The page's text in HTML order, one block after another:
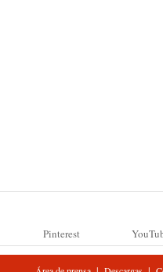
Pinterest